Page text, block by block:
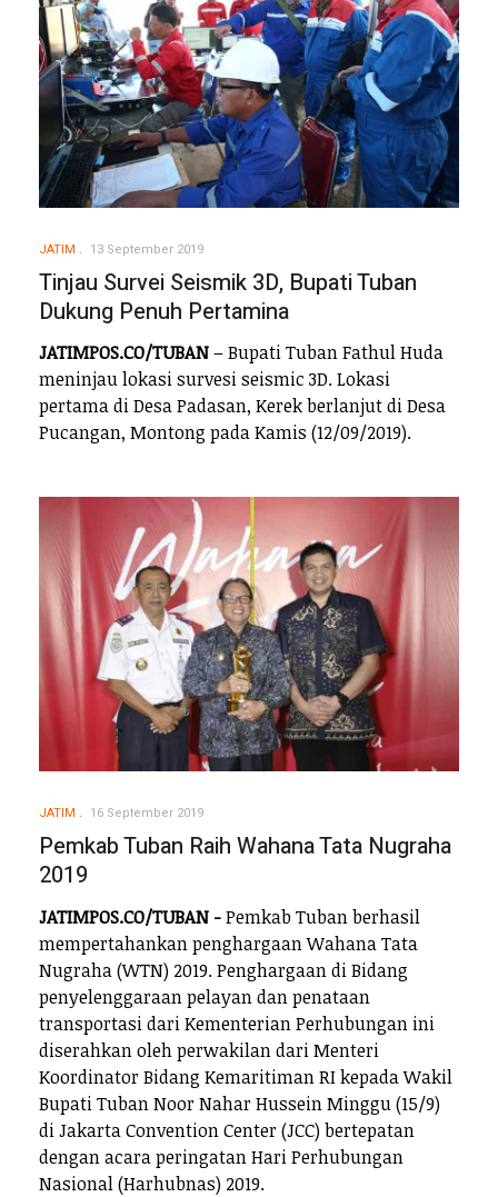
JATIM 13 September 2019
Tinjau Survei Seismik 3D, Bupati Tuban
Dukung Penuh Pertamina
JATIMPOS.CO/TUBAN– Bupati Tuban Fathul Huda
meninjau lokasi survesi seismic 3D. Lokasi
pertama di Desa Padasan, Kerek berlanjut di Desa
Pucangan, Montong pada Kamis (12/09/2019).
JATIM 16 September 2019
Pemkab Tuban Raih Wahana Tata Nugraha
2019
JATIMPOS.CO/TUBAN -Pemkab Tuban berhasil
mempertahankan penghargaan Wahana Tata
Nugraha (WTN) 2019. Penghargaan di Bidang
penyelenggaraan pelayan dan penataan
transportasi dari Kementerian Perhubungan ini
diserahkan oleh perwakilan dari Menteri
Koordinator Bidang Kemaritiman RI kepada Wakil
Bupati Tuban Noor Nahar Hussein Minggu (15/9)
di Jakarta Convention Center (JCC) bertepatan
dengan acara peringatan Hari Perhubungan
Nasional (Harhubnas) 2019.